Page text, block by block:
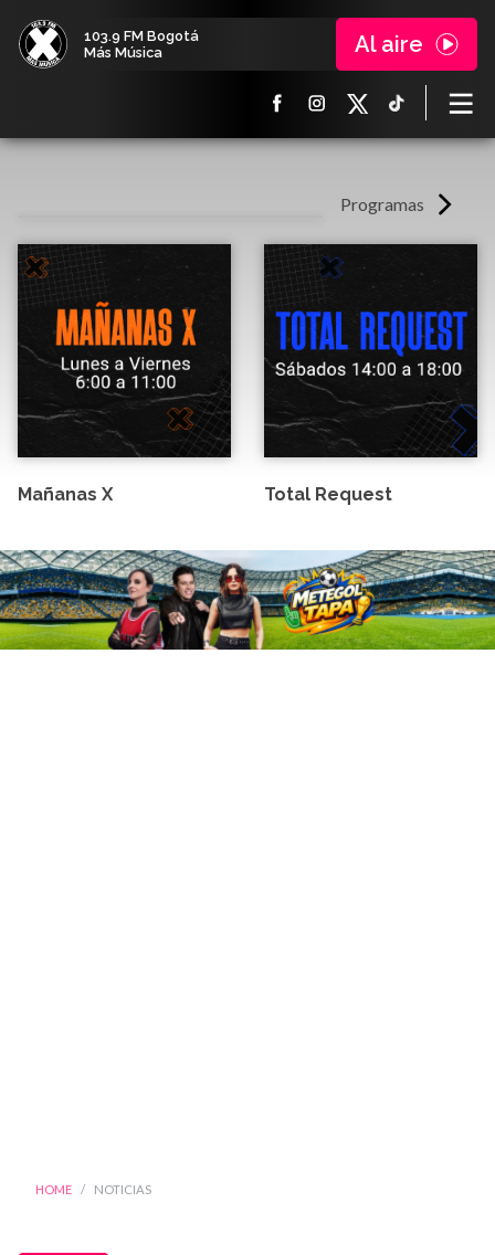
103.9 FM Bogotá
Más Música
Al aire
Programas
Mañanas X Total Request
HOME NOTICIAS